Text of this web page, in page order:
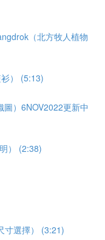
（北方牧人植物
） (5:13)
）6NOV2022更新中
） (2:38)
寸選擇） (3:21)